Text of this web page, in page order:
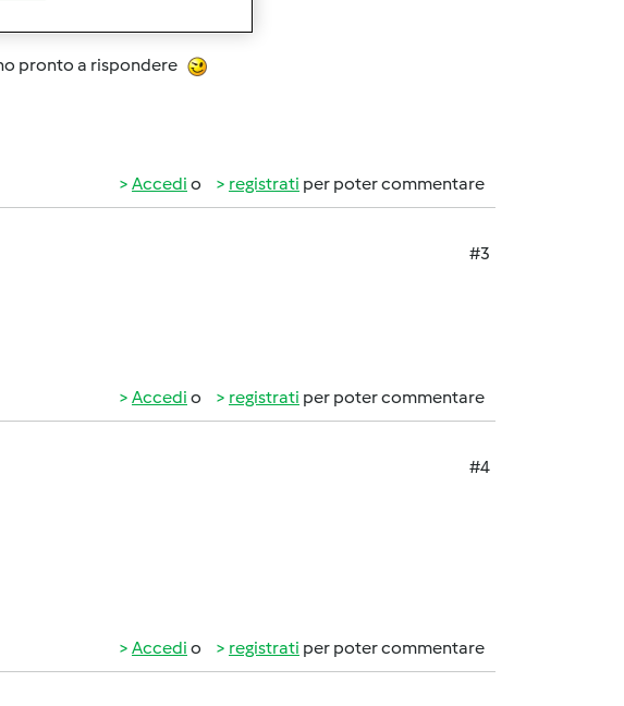
pronto a rispondere
Accedi o registrati per poter commentare
#3
Accedi o registrati per poter commentare
#4
Accedi o registrati per poter commentare